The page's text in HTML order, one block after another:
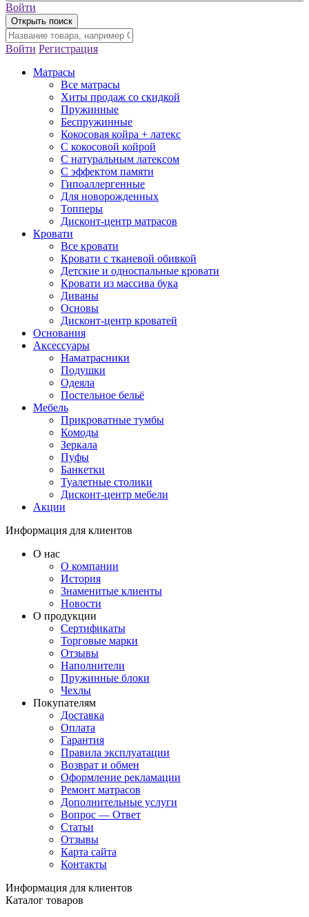
Войти
Открыть поиск
Войти Регистрация
Матрасы
Все матрасы
Хиты продаж со скидкой
Пружинные
Беспружинные
Кокосовая койра + латекс
С кокосовой койрой
С натуральным латексом
С эффектом памяти
Гипоаллергенные
Для новорожденных
Топперы
Дисконт-центр матрасов
Кровати
Все кровати
Кровати с тканевой обивкой
Детские и односпальные кровати
Кровати из массива бука
Диваны
Основы
Дисконт-центр кроватей
Основания
Аксессуары
Наматрасники
Подушки
Одеяла
Постельное бельё
Мебель
Прикроватные тумбы
Комоды
Зеркала
Пуфы
Банкетки
Туалетные столики
Дисконт-центр мебели
Акции
Информация для клиентов
О нас
О компании
История
Знаменитые клиенты
Новости
О продукции
Сертификаты
Торговые марки
Отзывы
Наполнители
Пружинные блоки
Чехлы
Покупателям
Доставка
Оплата
Гарантия
Правила эксплуатации
Возврат и обмен
Оформление рекламации
Ремонт матрасов
Дополнительные услуги
Вопрос — Ответ
Статьи
Отзывы
Карта сайта
Контакты
Информация для клиентов
Каталог товаров